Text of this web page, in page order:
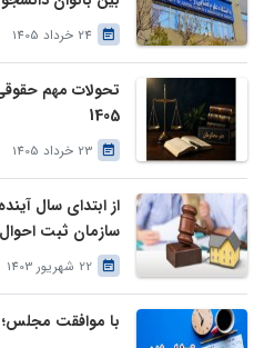
24 خرداد 1405
1405
23 خرداد 1405
از ابتدای سال
سازمان ثبت
درخواست وراث
22 شهریور 1403
با موافقت